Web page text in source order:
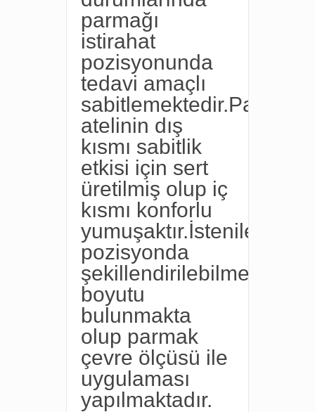
parmağı
istirahat
pozisyonunda
tedavi amaçlı
sabitlemektedir.Parmak
atelinin dış
kısmı sabitlik
etkisi için sert
üretilmiş olup iç
kısmı konforlu
yumuşaktır.İstenilen
pozisyonda
boyutu
bulunmakta
olup parmak
çevre ölçüsü ile
uygulaması
yapılmaktadır.